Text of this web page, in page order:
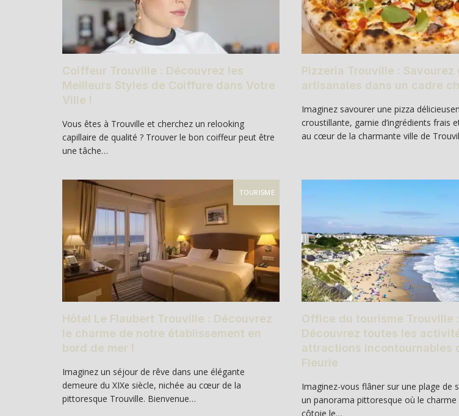
Coiffeur Trouville : Découvrez les
Meilleurs Styles de Coiffure dans Votre
Ville !
Vous êtes à Trouville et cherchez un relooking
capillaire de qualité ? Trouver le bon coiffeur peut être
une tâche…
Pizzeria Trouville : Savourez
artisanales dans un cadre
Imaginez savourer une pizza
croustillante, garnie d’ingrédients frais
au cœur de la charmante ville de
TOURISME
Hôtel Le Flaubert Trouville : Découvrez
le charme de notre établissement en
bord de mer !
Imaginez un séjour de rêve dans une élégante
demeure du XIXe siècle, nichée au cœur de la
pittoresque Trouville. Bienvenue…
Office du tourisme Trouville :
Découvrez toutes les
attractions incontournables
Fleurie
Imaginez-vous flâner sur une plage de
un panorama pittoresque où le charme
côtoie le…